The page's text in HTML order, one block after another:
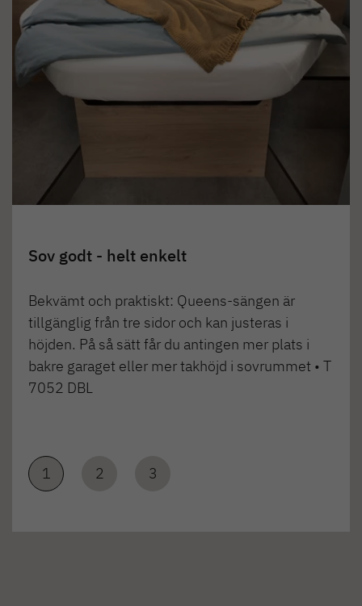
Sov godt - helt enkelt
Bekvämt och praktiskt: Queens-sängen är
tillgänglig från tre sidor och kan justeras i
höjden. På så sätt får du antingen mer plats i
bakre garaget eller mer takhöjd i sovrummet • T
7052 DBL
1 2 3